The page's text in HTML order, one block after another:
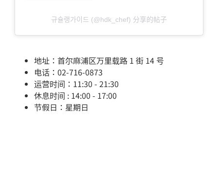
규슐랭가이드 (@hdk_chef) 分享的帖子
地址：首尔麻浦区万里载路 1 街 14 号
电话：02-716-0873
运营时间：11:30 - 21:30
休息时间 : 14:00 - 17:00
节假日：星期日